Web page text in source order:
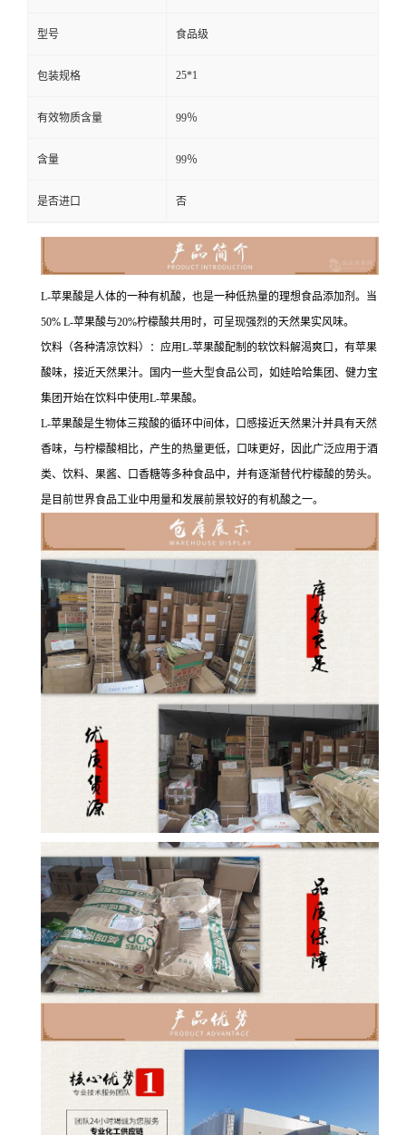
型号 食品级
包装规格 25*1
有效物质含量 99％
含量 99％
是否进口 否
L-苹果酸是人体的一种有机酸，也是一种低热量的理想食品添加剂。当
50% L-苹果酸与20%柠檬酸共用时，可呈现强烈的天然果实风味。
饮料（各种清凉饮料）：应用L-苹果酸配制的软饮料解渴爽口，有苹果
酸味，接近天然果汁。国内一些大型食品公司，如娃哈哈集团、健力宝
集团开始在饮料中使用L-苹果酸。
L-苹果酸是生物体三羧酸的循环中间体，口感接近天然果汁并具有天然
香味，与柠檬酸相比，产生的热量更低，口味更好，因此广泛应用于酒
类、饮料、果酱、口香糖等多种食品中，并有逐渐替代柠檬酸的势头。
是目前世界食品工业中用量和发展前景较好的有机酸之一。